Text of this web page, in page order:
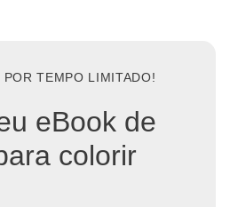
TEMPO LIMITADO!
eBook de
colorir